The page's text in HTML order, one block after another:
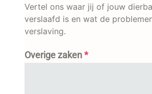
Vertel ons waar jij of jouw
verslaafd is en wat de
verslaving.
Overige zaken*